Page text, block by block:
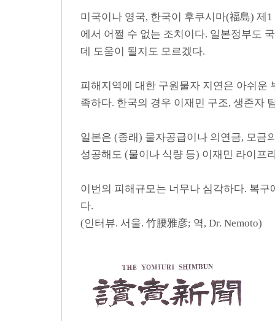
미국이나 영국, 한국이 후쿠시마(福島) 제
에서 어쩔 수 없는 조치이다. 일본정부도
데 도움이 될지도 모르겠다.
피해지역에 대한 구원물자 지연은 아쉬운
족하다. 한국의 경우 이재민 구조, 생존자
일본은 (종래) 물자공급이나 의연금, 모금
성공해도 (물이나 식량 등) 이재민 라이프
이번의 피해규모는 너무나 심각하다. 복
다.
(인터뷰. 서울. 竹腰雅彦; 역, Dr. Nemoto)